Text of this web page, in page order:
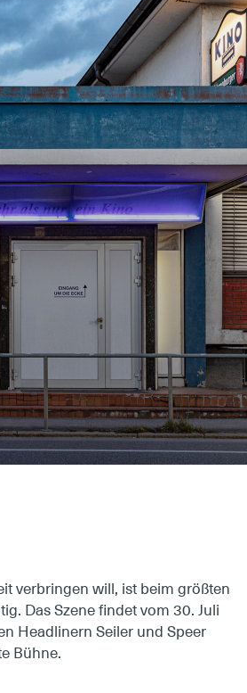
verbringen will, ist beim größten
Das Szene findet vom 30. Juli
Headlinern Seiler und Speer
Bühne.